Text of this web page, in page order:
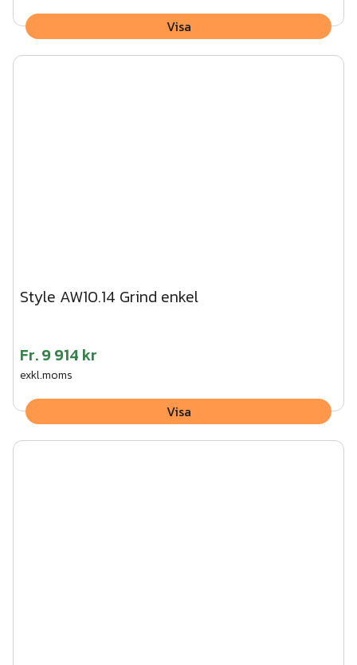
Visa
Style AW10.14 Grind enkel
Fr.9 914 kr
exkl.moms
Visa